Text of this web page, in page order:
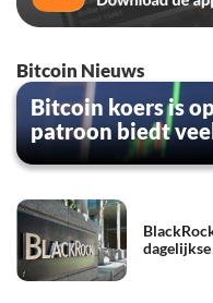
Bitcoin Nieuws
Bitcoin koers is
patroon biedt